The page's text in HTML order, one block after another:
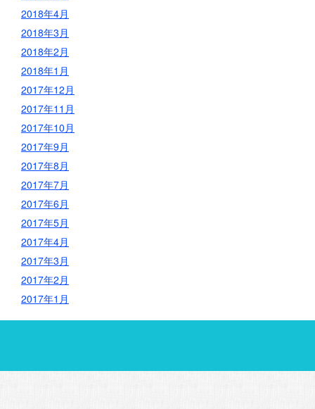
2018年4月
2018年3月
2018年2月
2018年1月
2017年12月
2017年11月
2017年10月
2017年9月
2017年8月
2017年7月
2017年6月
2017年5月
2017年4月
2017年3月
2017年2月
2017年1月